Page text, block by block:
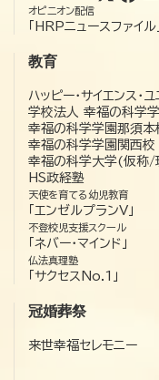
オピニオン配信
「HRPニュースファイル
教育
ハッピー・サイエンス・
学校法人 幸福の科学
幸福の科学学園那須本
幸福の科学学園関西校
幸福の科学大学(仮称/
HS政経塾
天使を育てる幼児教育
「エンゼルプランV」
不登校児支援スクール
「ネバー・マインド」
仏法真理塾
「サクセスNo.1」
冠婚葬祭
来世幸福セレモニー